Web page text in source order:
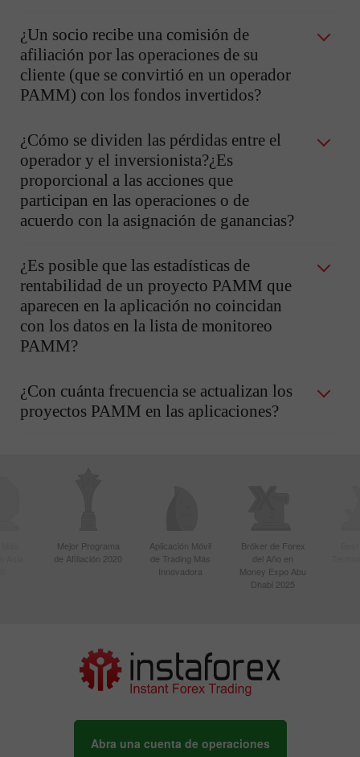
¿Un socio recibe una comisión de
afiliación por las operaciones de su
cliente (que se convirtió en un operador
PAMM) con los fondos invertidos?
¿Cómo se dividen las pérdidas entre el
operador y el inversionista?¿Es
proporcional a las acciones que
participan en las operaciones o de
acuerdo con la asignación de ganancias?
¿Es posible que las estadísticas de
rentabilidad de un proyecto PAMM que
aparecen en la aplicación no coincidan
con los datos en la lista de monitoreo
PAMM?
¿Con cuánta frecuencia se actualizan los
proyectos PAMM en las aplicaciones?
Mejor Programa
de Afiliación 2020
Aplicación Móvil
de Trading Más
Innovadora
Bróker de Forex
del Año en
Money Expo Abu
Dhabi 2025
Abra una cuenta de operaciones